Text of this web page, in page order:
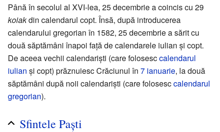
Până în secolul al XVI-lea, 25 decembrie a coincis cu 29
koiakdin calendarul copt. Însă, după introducerea
calendarului gregorian în 1582, 25 decembrie a sărit cu
două săptămâni înapoi față de calendarele iulian și copt.
De aceea vechii calendariști (care folosesccalendarul
iulian și copt) prăznuiesc Crăciunul în 7 ianuarie, la două
săptămâni după noii calendariști (care folosesccalendarul
gregorian).
Sfintele Paști